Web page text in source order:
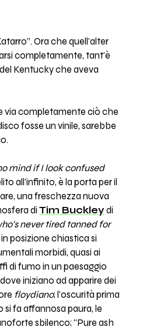
Ora che quell'alter
completamente, tant'è
Kentucky che aveva
via completamente ciò che
fosse un vinile, sarebbe
mind if I look confused
all'infinito, è la porta per il
una freschezza nuova
di Tim Buckley di
never tired tanned for
posizione chiastica si
morbidi, quasi ai
di fumo in un paesaggio
iniziano ad apparire dei
floydiano; l'oscurità prima
si fa affannosa paura, le
sbilenco; “Pure ash